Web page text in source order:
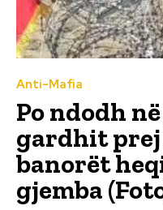
Anti-Mafia
Po ndodh
gardhit
banorët
gjemba